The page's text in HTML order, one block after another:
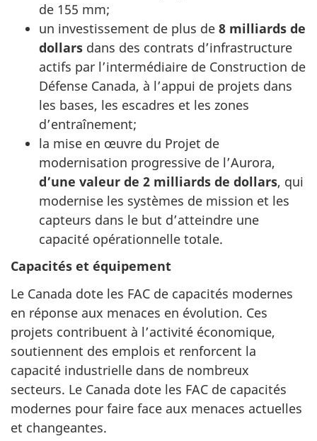
de 155 mm;
un investissement de plus de 8 milliards de
dollars dans des contrats d’infrastructure
actifs par l’intermédiaire de Construction de
Défense Canada, à l’appui de projets dans
les bases, les escadres et les zones
d’entraînement;
la mise en œuvre du Projet de
modernisation progressive de l’Aurora,
d’une valeur de 2 milliards de dollars, qui
modernise les systèmes de mission et les
capteurs dans le but d’atteindre une
capacité opérationnelle totale.
Capacités et équipement
Le Canada dote les FAC de capacités modernes
en réponse aux menaces en évolution. Ces
projets contribuent à l’activité économique,
soutiennent des emplois et renforcent la
capacité industrielle dans de nombreux
secteurs. Le Canada dote les FAC de capacités
modernes pour faire face aux menaces actuelles
et changeantes.